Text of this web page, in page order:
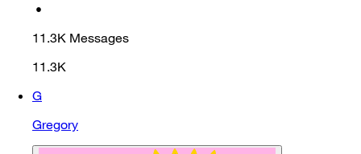
•
11.3K Messages
11.3K
G
Gregory